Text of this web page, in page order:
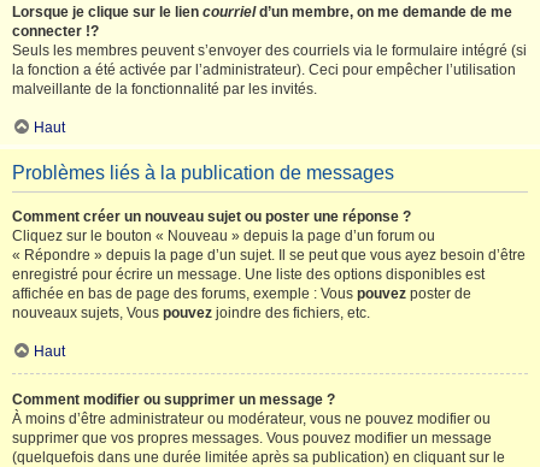
Lorsque je clique sur le lien courrield’un membre, on me demande de me
connecter !?
Seuls les membres peuvent s’envoyer des courriels via le formulaire intégré (si
la fonction a été activée par l’administrateur). Ceci pour empêcher l’utilisation
malveillante de la fonctionnalité par les invités.
Haut
Problèmes liés à la publication de messages
Comment créer un nouveau sujet ou poster une réponse ?
Cliquez sur le bouton « Nouveau » depuis la page d’un forum ou
« Répondre » depuis la page d’un sujet. Il se peut que vous ayez besoin d’être
enregistré pour écrire un message. Une liste des options disponibles est
affichée en bas de page des forums, exemple : Vous pouvez poster de
nouveaux sujets, Vous pouvez joindre des fichiers, etc.
Haut
Comment modifier ou supprimer un message ?
À moins d’être administrateur ou modérateur, vous ne pouvez modifier ou
supprimer que vos propres messages. Vous pouvez modifier un message
(quelquefois dans une durée limitée après sa publication) en cliquant sur le